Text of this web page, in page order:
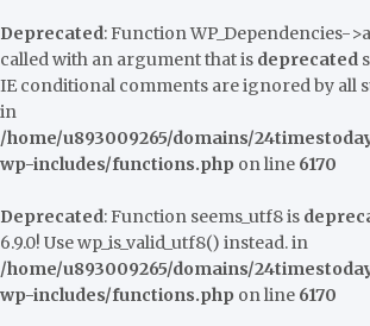
Deprecated: Function WP_Dependencies-
called with an argument that is deprecated
IE conditional comments are ignored by all
in
/home/u893009265/domains/
wp-includes/functions.php on line 6170
Deprecated: Function seems_utf8 is
6.9.0! Use wp_is_valid_utf8() instead. in
/home/u893009265/domains/
wp-includes/functions.php on line 6170